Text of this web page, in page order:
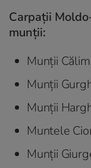
Carpații
munții:
Munții
Munții
Munții
Muntele
Munții